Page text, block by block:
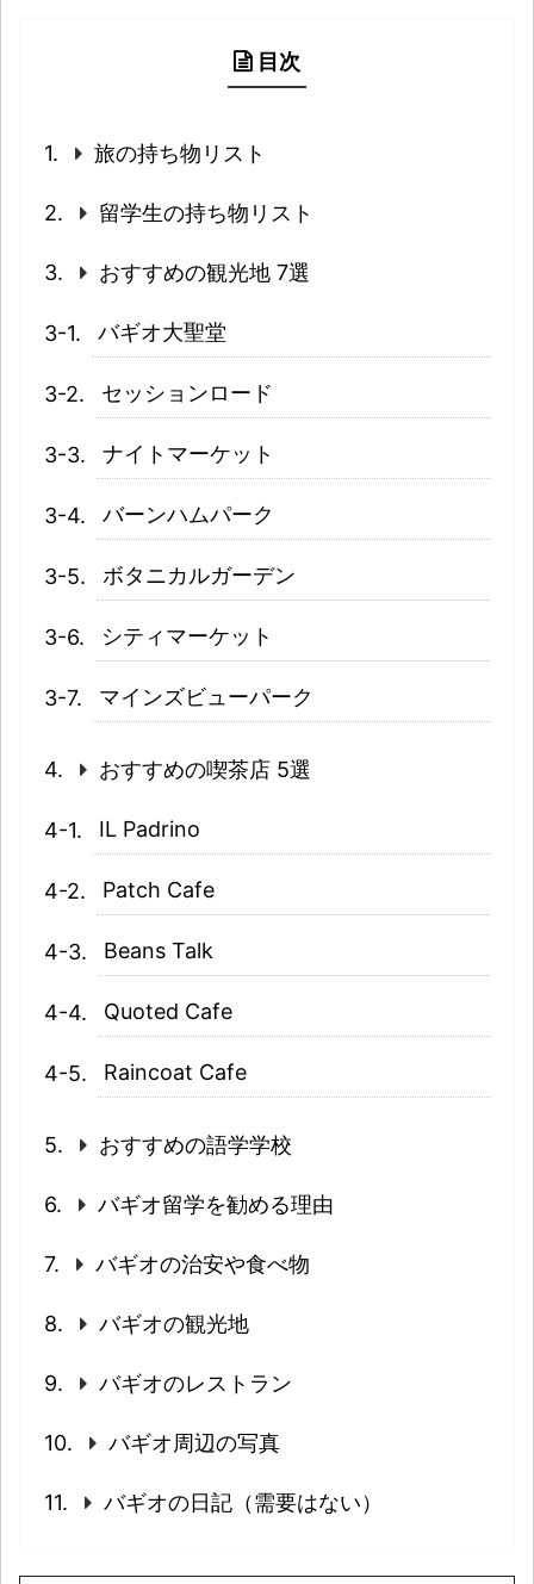
目次
旅の持ち物リスト
留学生の持ち物リスト
おすすめの観光地 7選
バギオ大聖堂
セッションロード
ナイトマーケット
バーンハムパーク
ボタニカルガーデン
シティマーケット
マインズビューパーク
おすすめの喫茶店 5選
IL Padrino
Patch Cafe
Beans Talk
Quoted Cafe
Raincoat Cafe
おすすめの語学学校
バギオ留学を勧める理由
バギオの治安や食べ物
バギオの観光地
バギオのレストラン
バギオ周辺の写真
バギオの日記（需要はない）